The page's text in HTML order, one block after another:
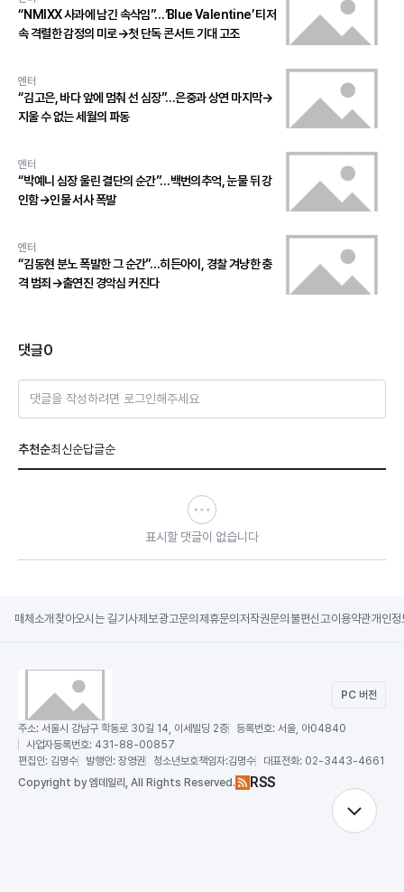
“NMIXX 사과에 남긴 속삭임”…‘Blue Valentine’ 티저
속 격렬한 감정의 미로→첫 단독 콘서트 기대 고조
엔터
“김고은, 바다 앞에 멈춰 선 심장”…은중과 상연 마지막→
지울 수 없는 세월의 파동
엔터
“박예니 심장 울린 결단의 순간”…백번의추억, 눈물 뒤 강
인함→인물 서사 폭발
엔터
“김동현 분노 폭발한 그 순간”…히든아이, 경찰 겨냥한 충
격 범죄→출연진 경악심 커진다
댓글0
댓글을 작성하려면 로그인해주세요
추천순최신순답글순
표시할 댓글이 없습니다
매체소개 찾아오시는 길기사제보광고문의 제휴문의 저작권문의 불편신고이용약관개인정
PC 버전
주소: 서울시 강남구 학동로 30길 14, 이세빌딩 2층 등록번호: 서울, 아04840
사업자등록번호: 431-88-00857
편집인: 김명수 발행인: 장영권 청소년보호책임자:김명수 대표전화: 02-3443-4661
Copyright by 엠데일리, All Rights Reserved. RSS